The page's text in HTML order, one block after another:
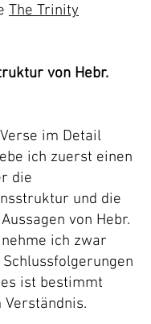
The Trinity
von Hebr.
im Detail
ich zuerst einen
die
und die
von Hebr.
ich zwar
ist bestimmt